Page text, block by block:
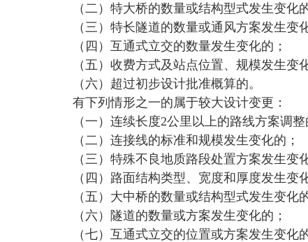
（二）特大桥的数量或结构型式发生变化
（三）特长隧道的数量或通风方案发生变
（四）互通式立交的数量发生变化的；
（五）收费方式及站点位置、规模发生变
（六）超过初步设计批准概算的。
有下列情形之一的属于较大设计变更：
（一）连续长度2公里以上的路线方案调整
（二）连接线的标准和规模发生变化的；
（三）特殊不良地质路段处置方案发生变
（四）路面结构类型、宽度和厚度发生变
（五）大中桥的数量或结构型式发生变化
（六）隧道的数量或方案发生变化的；
（七）互通式立交的位置或方案发生变化